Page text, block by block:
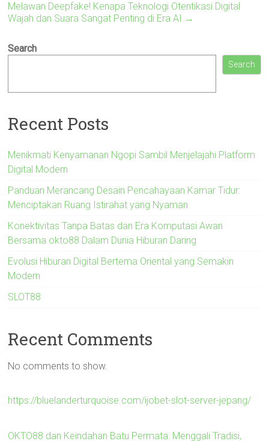
Melawan Deepfake! Kenapa Teknologi Otentikasi Digital
Wajah dan Suara Sangat Penting di Era AI →
Search
Search
Recent Posts
Menikmati Kenyamanan Ngopi Sambil Menjelajahi Platform
Digital Modern
Panduan Merancang Desain Pencahayaan Kamar Tidur:
Menciptakan Ruang Istirahat yang Nyaman
Konektivitas Tanpa Batas dan Era Komputasi Awan
Bersama okto88 Dalam Dunia Hiburan Daring
Evolusi Hiburan Digital Bertema Oriental yang Semakin
Modern
SLOT88
Recent Comments
No comments to show.
https://bluelanderturquoise.com/ijobet-slot-server-jepang/
OKTO88 dan Keindahan Batu Permata: Menggali Tradisi,